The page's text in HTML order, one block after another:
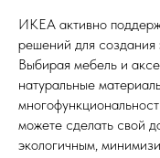
ИКЕА активно
решений для создания
Выбирая мебель и
натуральные
можете сделать свой
экологичным,